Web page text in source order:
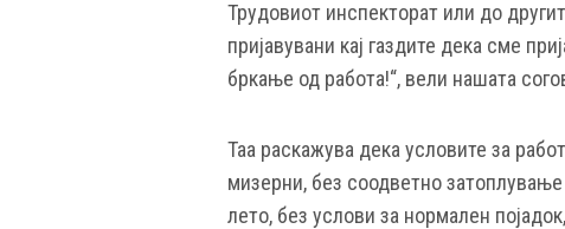
Трудовиот инспекторат или до
пријавувани кај газдите дека сме
бркање од работа!“, вели нашата
Таа раскажува дека условите за
мизерни, без соодветно
лето, без услови за нормален